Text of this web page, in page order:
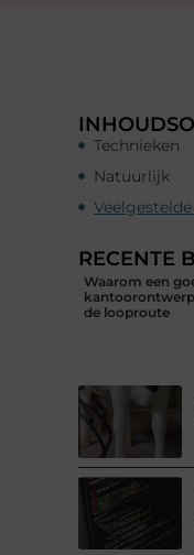
Technieken
Natuurlijk
RECENTE
Waarom een
de looproute